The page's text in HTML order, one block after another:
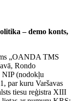
– demo konts,
„OANDA TMS
Rondo
NIP (nodokļu
par kuru Varšavas
tiesu reģistra XIII